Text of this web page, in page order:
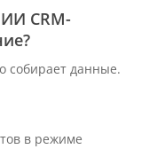
CRM-
собирает данные.
в режиме